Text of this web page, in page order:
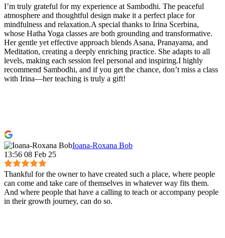
I’m truly grateful for my experience at Sambodhi. The peaceful
atmosphere and thoughtful design make it a perfect place for
mindfulness and relaxation.A special thanks to Irina Scerbina,
whose Hatha Yoga classes are both grounding and transformative.
Her gentle yet effective approach blends Asana, Pranayama, and
Meditation, creating a deeply enriching practice. She adapts to all
levels, making each session feel personal and inspiring.I highly
recommend Sambodhi, and if you get the chance, don’t miss a class
with Irina—her teaching is truly a gift!
Ioana-Roxana Bob
13:56 08 Feb 25
Thankful for the owner to have created such a place, where people
can come and take care of themselves in whatever way fits them.
And where people that have a calling to teach or accompany people
in their growth journey, can do so.